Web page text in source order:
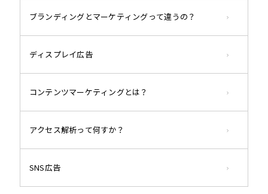
ブランディングとマーケティングって違うの？
ディスプレイ広告
コンテンツマーケティングとは？
アクセス解析って何すか？
SNS広告